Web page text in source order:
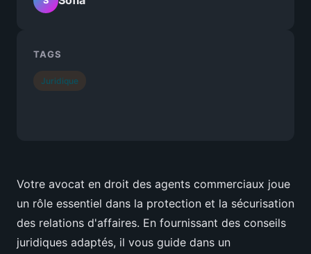
Votre avocat en droit des agents commerciaux joue
un rôle essentiel dans la protection et la sécurisation
des relations d'affaires. En fournissant des conseils
juridiques adaptés, il vous guide dans un
TAGS
Juridique